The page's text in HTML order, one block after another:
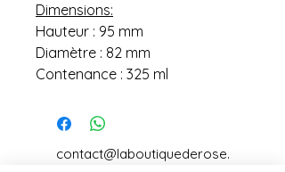
Dimensions:
Hauteur : 95 mm
Diamètre : 82 mm
Contenance : 325 ml
contact@laboutiquederose.